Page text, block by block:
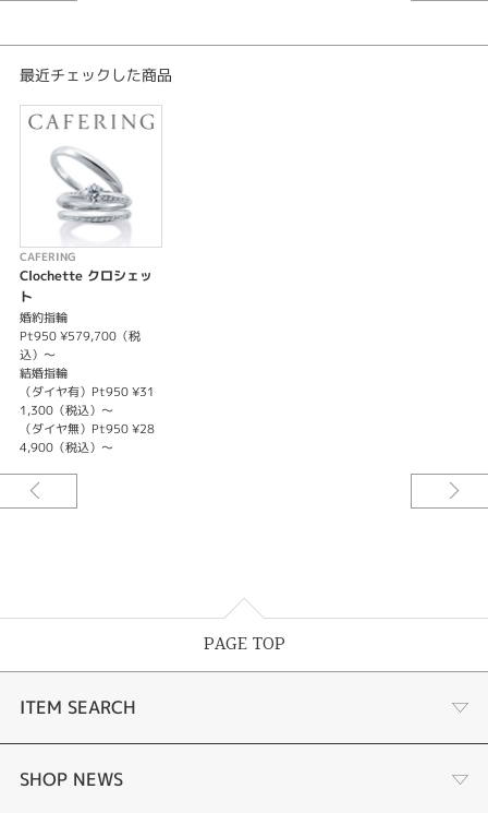
※サイズにより価格が変わる場合があります。詳しくは店頭スタッフまでお
尋ねください。
最近チェックした商品
CAFERING
Clochette クロシェッ
ト
婚約指輪
Pt950 ¥579,700（税
込）～
結婚指輪
（ダイヤ有）Pt950 ¥31
1,300（税込）～
（ダイヤ無）Pt950 ¥28
4,900（税込）～
PAGE TOP
ITEM SEARCH
婚約指輪
SHOP NEWS